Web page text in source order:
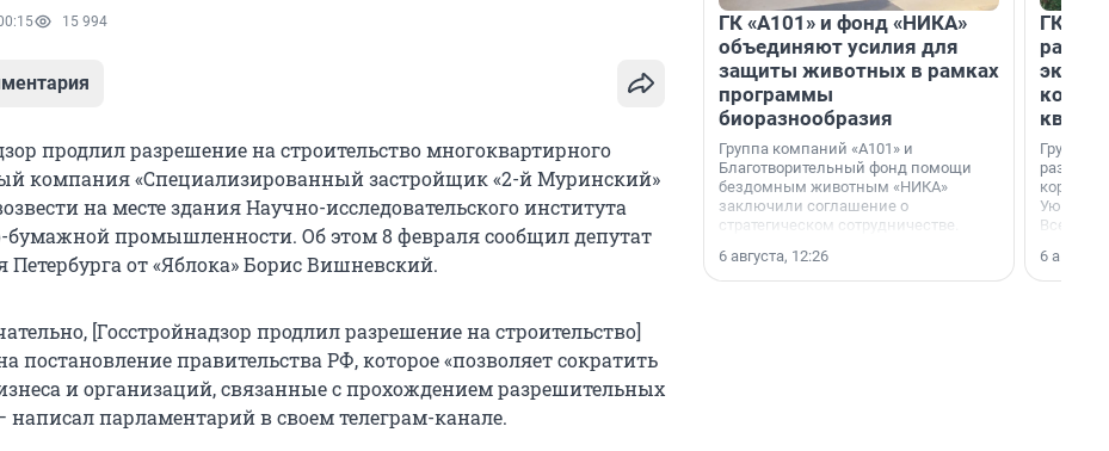
15 994
продлил разрешение на строительство многоквартирного
компания «Специализированный застройщик «2-й Муринский»
на месте здания Научно-исследовательского института
бумажной промышленности. Об этом 8 февраля сообщил депутат
Петербурга от «Яблока» Борис Вишневский.
[Госстройнадзор продлил разрешение на строительство]
постановление правительства РФ, которое «позволяет сократить
и организаций, связанные с прохождением разрешительных
написал парламентарий в своем телеграм-канале.
ГК «А101» и фонд «НИКА»
объединяют усилия для
защиты животных в рамках
программы
биоразнообразия
Группа компаний «А101» и
Благотворительный фонд помощи
бездомным животным «НИКА»
заключили соглашение о
стратегическом сотрудничестве.
6 августа, 12:26
ГК
Группа
корпуса
Уютный
6